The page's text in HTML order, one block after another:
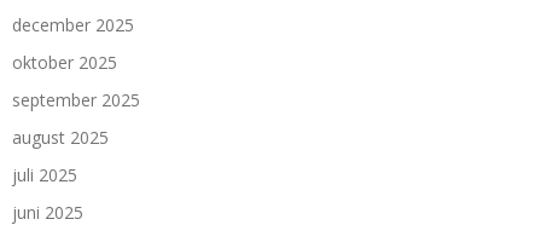
december 2025
oktober 2025
september 2025
august 2025
juli 2025
juni 2025